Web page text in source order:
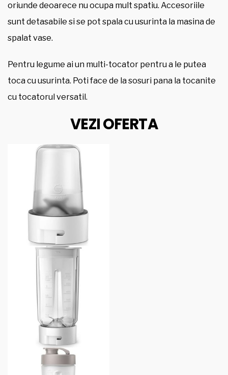
oriunde deoarece nu ocupa mult spatiu. Accesoriile
sunt detasabile si se pot spala cu usurinta la masina de
spalat vase.
Pentru legume ai un multi-tocator pentru a le putea
toca cu usurinta. Poti face de la sosuri pana la tocanite
cu tocatorul versatil.
VEZI OFERTA